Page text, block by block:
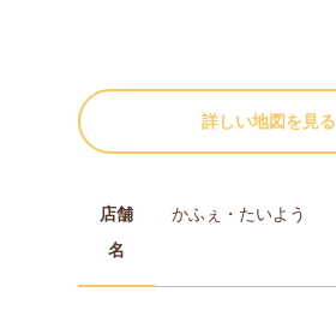
詳しい地図を見る
店舗
名
かふぇ・たいよう